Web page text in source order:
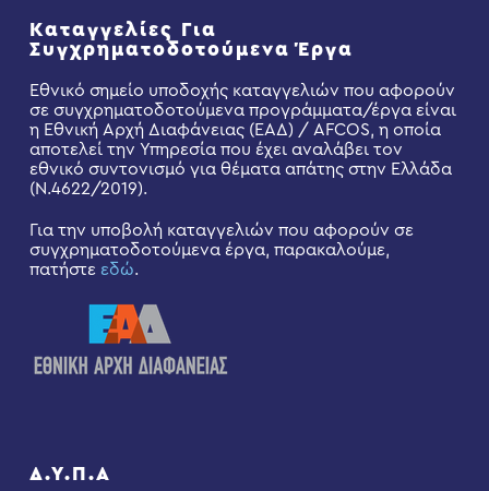
Καταγγελίες Για
Συγχρηματοδοτούμενα Έργα
Εθνικό σημείο υποδοχής καταγγελιών που αφορούν
σε συγχρηματοδοτούμενα προγράμματα/έργα είναι
η Εθνική Αρχή Διαφάνειας (ΕΑΔ) / AFCOS, η οποία
αποτελεί την Υπηρεσία που έχει αναλάβει τον
εθνικό συντονισμό για θέματα απάτης στην Ελλάδα
(Ν.4622/2019).
Για την υποβολή καταγγελιών που αφορούν σε
συγχρηματοδοτούμενα έργα, παρακαλούμε,
πατήστε εδώ.
Δ.Υ.Π.Α